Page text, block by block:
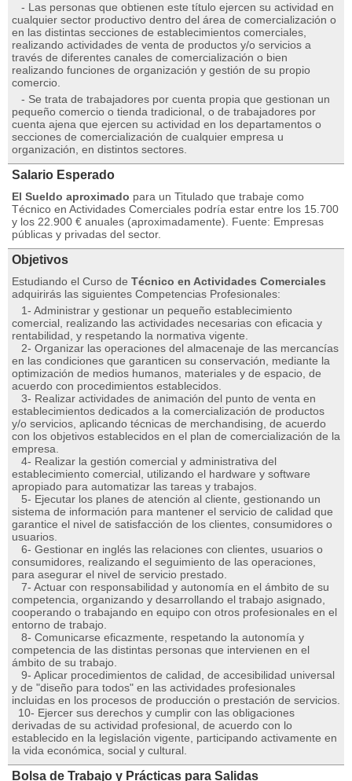
- Las personas que obtienen este título ejercen su actividad en
cualquier sector productivo dentro del área de comercialización o
en las distintas secciones de establecimientos comerciales,
realizando actividades de venta de productos y/o servicios a
través de diferentes canales de comercialización o bien
realizando funciones de organización y gestión de su propio
comercio.
- Se trata de trabajadores por cuenta propia que gestionan un
pequeño comercio o tienda tradicional, o de trabajadores por
cuenta ajena que ejercen su actividad en los departamentos o
secciones de comercialización de cualquier empresa u
organización, en distintos sectores.
Salario Esperado
El Sueldo aproximado para un Titulado que trabaje como
Técnico en Actividades Comerciales podría estar entre los 15.700
y los 22.900 € anuales (aproximadamente). Fuente: Empresas
públicas y privadas del sector.
Objetivos
Estudiando el Curso de Técnico en Actividades Comerciales
adquirirás las siguientes Competencias Profesionales:
1- Administrar y gestionar un pequeño establecimiento
comercial, realizando las actividades necesarias con eficacia y
rentabilidad, y respetando la normativa vigente.
2- Organizar las operaciones del almacenaje de las mercancías
en las condiciones que garanticen su conservación, mediante la
optimización de medios humanos, materiales y de espacio, de
acuerdo con procedimientos establecidos.
3- Realizar actividades de animación del punto de venta en
establecimientos dedicados a la comercialización de productos
y/o servicios, aplicando técnicas de merchandising, de acuerdo
con los objetivos establecidos en el plan de comercialización de la
empresa.
4- Realizar la gestión comercial y administrativa del
establecimiento comercial, utilizando el hardware y software
apropiado para automatizar las tareas y trabajos.
5- Ejecutar los planes de atención al cliente, gestionando un
sistema de información para mantener el servicio de calidad que
garantice el nivel de satisfacción de los clientes, consumidores o
usuarios.
6- Gestionar en inglés las relaciones con clientes, usuarios o
consumidores, realizando el seguimiento de las operaciones,
para asegurar el nivel de servicio prestado.
7- Actuar con responsabilidad y autonomía en el ámbito de su
competencia, organizando y desarrollando el trabajo asignado,
cooperando o trabajando en equipo con otros profesionales en el
entorno de trabajo.
8- Comunicarse eficazmente, respetando la autonomía y
competencia de las distintas personas que intervienen en el
ámbito de su trabajo.
9- Aplicar procedimientos de calidad, de accesibilidad universal
y de "diseño para todos" en las actividades profesionales
incluidas en los procesos de producción o prestación de servicios.
10- Ejercer sus derechos y cumplir con las obligaciones
derivadas de su actividad profesional, de acuerdo con lo
establecido en la legislación vigente, participando activamente en
la vida económica, social y cultural.
Bolsa de Trabajo y Prácticas para Salidas